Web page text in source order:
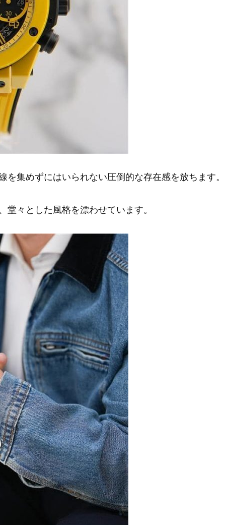
を集めずにはいられない圧倒的な存在感を放ちます。
々とした風格を漂わせています。